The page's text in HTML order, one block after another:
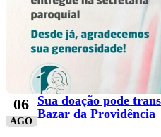
06
AGO
Sua doação pode
Bazar da Providência